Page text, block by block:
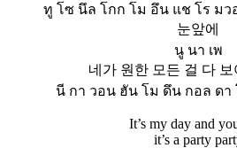
ทู โซ นึล โกก โม อึน แช โร มว
눈앞에
นู นา เพ
네가 원한 모든 걸 다 보
นี กา วอน ฮัน โม ดึน กอล ดา
It’s my day and
it’s a party